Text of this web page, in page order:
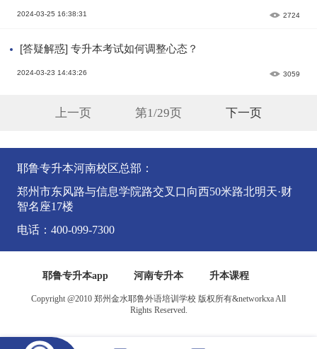
2024-03-25 16:38:31 2724
[答疑解惑] 专升本考试如何调整心态？
2024-03-23 14:43:26 3059
[学习资料] 河南专升本英语必备作文模板
[学习资料] 升本干货丨河南专升本英语必备单词、短语（三）
2024-03-22 15:07:32 4693
上一页 第1/29页 下一页
耶鲁专升本河南校区总部：
郑州市东风路与信息学院路交叉口向西50米路北明天·财
智名座17楼
电话：400-099-7300
耶鲁专升本app 河南专升本 升本课程
Copyright @2010 郑州金水耶鲁外语培训学校 版权所有&networkxa All
Rights Reserved.